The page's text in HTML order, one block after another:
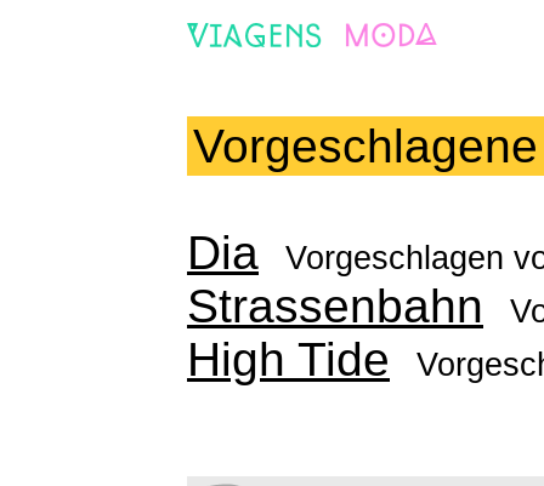
Dia Vorgeschlagen
Strassenbahn
High Tide